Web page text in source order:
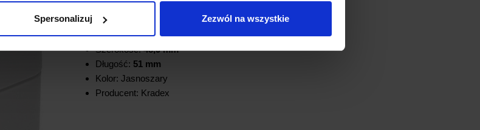
Spersonalizuj Zezwól na wszystkie
Klasa szczelności:
Klasa wytrzymałości: IK09
Wysokość:36,2 mm
Szerokość:48,9 mm
Długość: 51 mm
Kolor: Jasnoszary
Producent: Kradex